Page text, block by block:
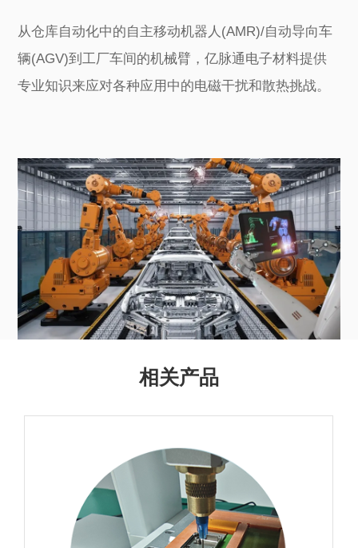
从仓库自动化中的自主移动机器人(AMR)/自动导向车
辆(AGV)到工厂车间的机械臂，亿脉通电子材料提供
专业知识来应对各种应用中的电磁干扰和散热挑战。
相关产品